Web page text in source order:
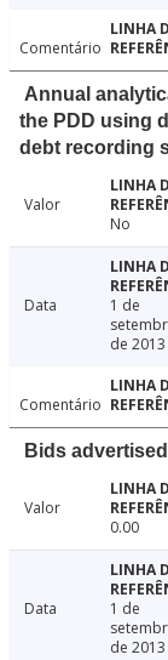
Comentário
Annual
the PDD using
debt recording
Valor
No
Data
1 de
de 2013
Comentário
Bids
Valor
0.00
Data
1 de
de 2013